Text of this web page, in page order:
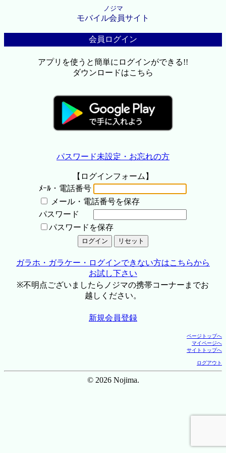
ノジマ
モバイル会員サイト
会員ログイン
アプリを使うと簡単にログインができる!!
ダウンロードはこちら
パスワード未設定・お忘れの方
【ログインフォーム】
ﾒｰﾙ・電話番号
メール・電話番号を保存
パスワード
パスワードを保存
ガラホ・ガラケー・ログインできない方はこちらから
お試し下さい
※不明点ございましたらノジマの携帯コーナーまでお
越しください。
新規会員登録
ページトップへ
マイページへ
サイトトップへ
ログアウト
© 2026 Nojima.